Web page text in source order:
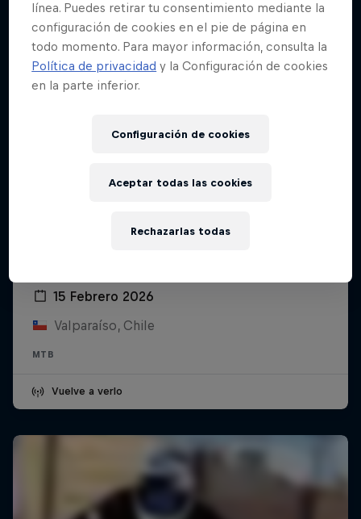
15 Febrero 2026
Valparaíso, Chile
MTB
Vuelve a verlo
línea. Puedes retirar tu consentimiento mediante la
configuración de cookies en el pie de página en
todo momento. Para mayor información, consulta la
Política de privacidad y la Configuración de cookies
en la parte inferior.
Configuración de cookies
Rechazarlas todas
Aceptar todas las cookies